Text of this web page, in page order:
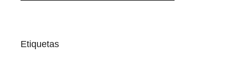
Etiquetas